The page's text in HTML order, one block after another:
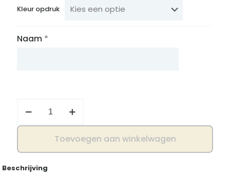
Kleur opdruk
Naam *
met
Toevoegen aan winkelwagen
Beschrijving